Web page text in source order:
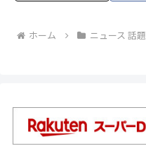
ホーム ニュース 話題